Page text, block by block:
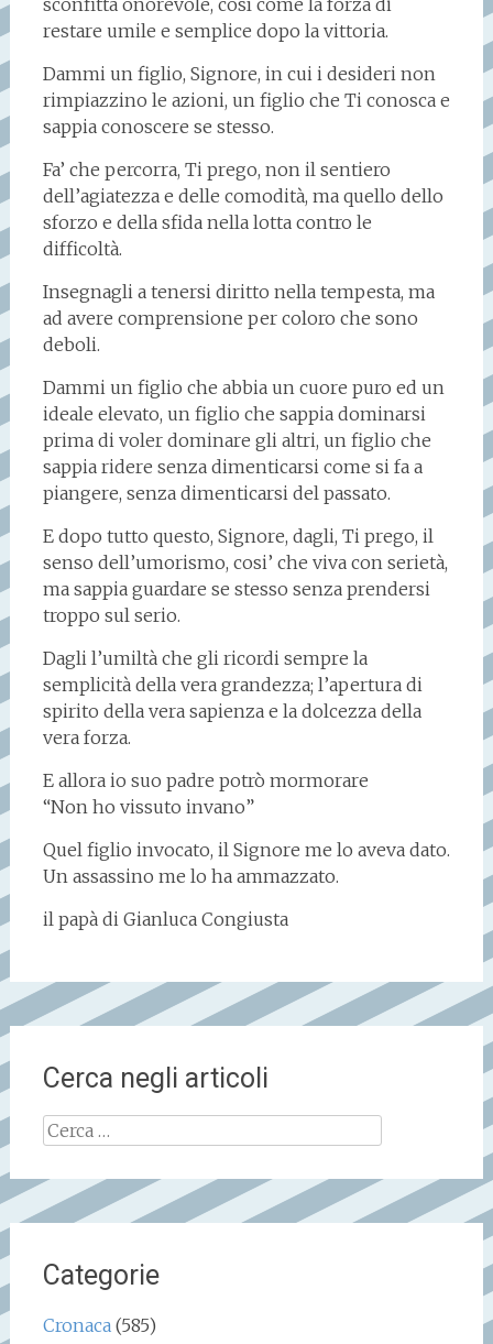
restare umile e semplice dopo la vittoria.
Dammi un figlio, Signore, in cui i desideri non
rimpiazzino le azioni, un figlio che Ti conosca e
sappia conoscere se stesso.
Fa’ che percorra, Ti prego, non il sentiero
dell’agiatezza e delle comodità, ma quello dello
sforzo e della sfida nella lotta contro le
difficoltà.
Insegnagli a tenersi diritto nella tempesta, ma
ad avere comprensione per coloro che sono
deboli.
Dammi un figlio che abbia un cuore puro ed un
ideale elevato, un figlio che sappia dominarsi
prima di voler dominare gli altri, un figlio che
sappia ridere senza dimenticarsi come si fa a
piangere, senza dimenticarsi del passato.
E dopo tutto questo, Signore, dagli, Ti prego, il
senso dell’umorismo, cosi’ che viva con serietà,
ma sappia guardare se stesso senza prendersi
troppo sul serio.
Dagli l’umiltà che gli ricordi sempre la
semplicità della vera grandezza; l’apertura di
spirito della vera sapienza e la dolcezza della
vera forza.
E allora io suo padre potrò mormorare
“Non ho vissuto invano”
Quel figlio invocato, il Signore me lo aveva dato.
Un assassino me lo ha ammazzato.
il papà di Gianluca Congiusta
Cerca negli articoli
Ricerca
per:
Categorie
Cronaca (585)